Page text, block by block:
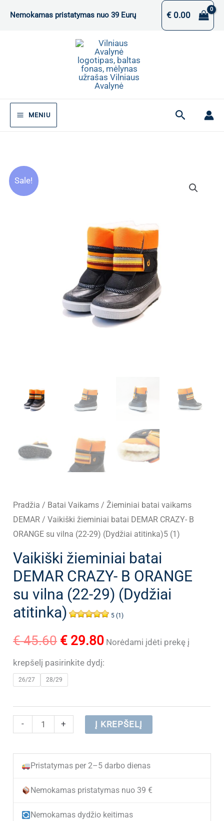
Nemokamas pristatymas nuo 39 Eurų €0.00
MENIU Paieška
Sale!
Pradžia / Batai Vaikams /Žieminiai batai vaikams
DEMAR / Vaikiški žieminiai batai DEMAR CRAZY- B
ORANGE su vilna (22-29) (Dydžiai atitinka)5 (1)
Vaikiški žieminiai batai
DEMAR CRAZY- B ORANGE
su vilna (22-29) (Dydžiai
atitinka)
5 (1)
€45.60 Original
price
was:
€ 45.60.
€ 29.80Current
price
€ 29.80.
Norėdami įdėti prekę į
krepšelį pasirinkite dydį:
26/27 28/29
-
produkto
Vaikiški
žieminiai
batai
CRAZY-
+ Į KREPŠELĮ
Pristatymas per 2–5 darbo dienas
Nemokamas pristatymas nuo 39 €
Nemokamas dydžio keitimas